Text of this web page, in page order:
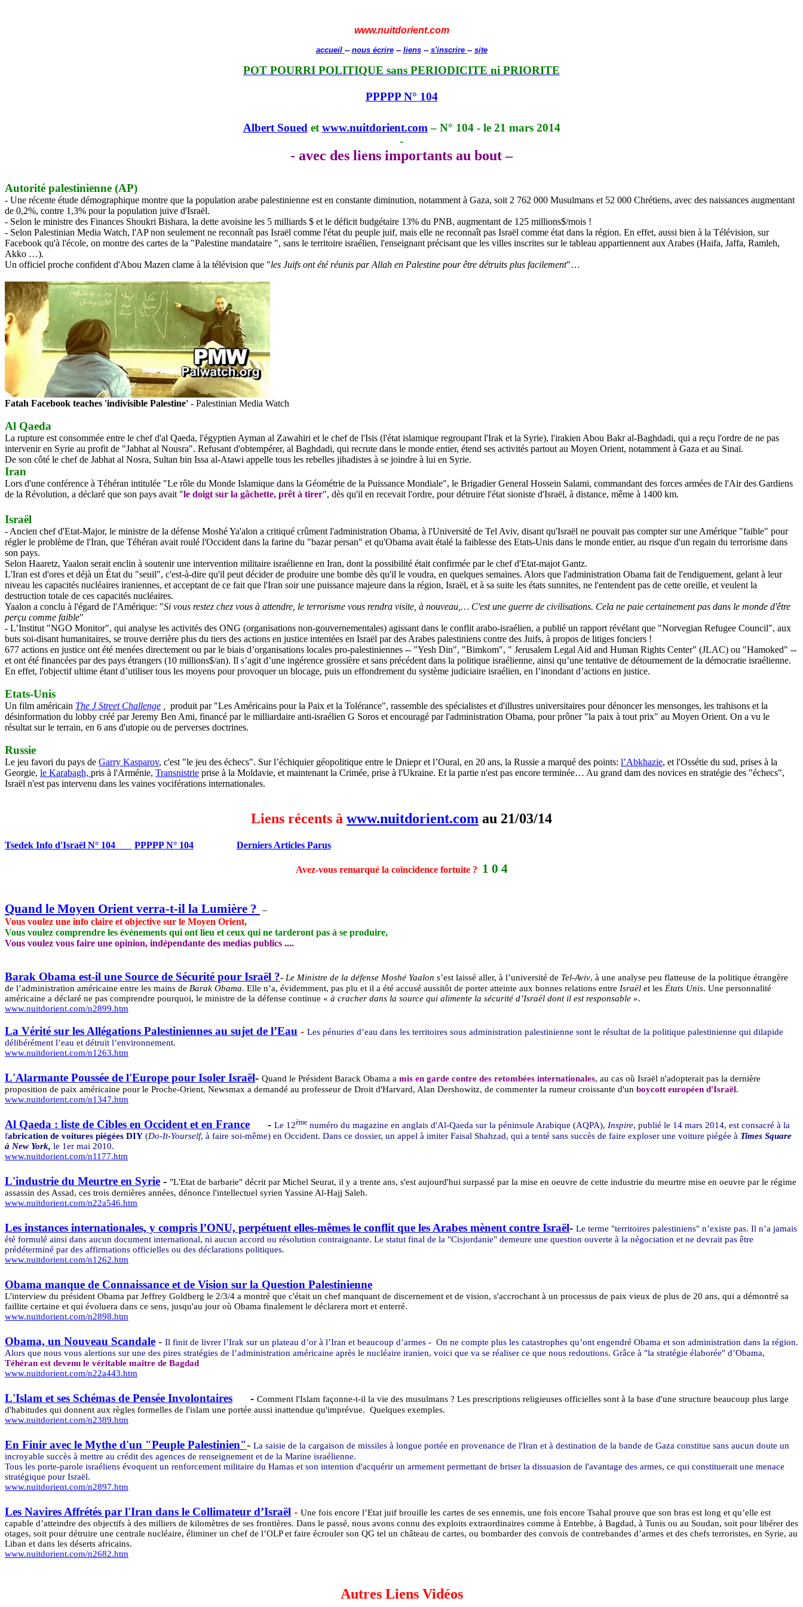
www.nuitdorient.com
accueil -- nous écrire-- liens-- s'inscrire -- site
POT POURRI POLITIQUE sans PERIODICITE ni PRIORITE
PPPPP N° 104
Albert Soued et www.nuitdorient.com – N° 104 - le 21 mars 2014
-
- avec des liens importants au bout –
Autorité palestinienne (AP)
- Une récente étude démographique montre que la population arabe palestinienne est en constante diminution, notamment à Gaza, soit 2 762 000 Musulmans et 52 000 Chrétiens, avec des naissances augmentant
de 0,2%, contre 1,3% pour la population juive d'Israël.
- Selon le ministre des Finances Shoukri Bishara, la dette avoisine les 5 milliards $ et le déficit budgétaire 13% du PNB, augmentant de 125 millions$/mois !
- Selon Palestinian Media Watch, l'AP non seulement ne reconnaît pas Israël comme l'état du peuple juif, mais elle ne reconnaît pas Israël comme état dans la région. En effet, aussi bien à la Télévision, sur
Facebook qu'à l'école, on montre des cartes de la "Palestine mandataire ", sans le territoire israélien, l'enseignant précisant que les villes inscrites sur le tableau appartiennent aux Arabes (Haifa, Jaffa, Ramleh,
Akko …).
Un officiel proche confident d'Abou Mazen clame à la télévision que "les Juifs ont été réunis par Allah en Palestine pour être détruits plus facilement"…
Fatah Facebook teaches 'indivisible Palestine' - Palestinian Media Watch
Al Qaeda
La rupture est consommée entre le chef d'al Qaeda, l'égyptien Ayman al Zawahiri et le chef de l'Isis (l'état islamique regroupant l'Irak et la Syrie), l'irakien Abou Bakr al-Baghdadi, qui a reçu l'ordre de ne pas
intervenir en Syrie au profit de "Jabhat al Nousra". Refusant d'obtempérer, al Baghdadi, qui recrute dans le monde entier, étend ses activités partout au Moyen Orient, notamment à Gaza et au Sinaï.
De son côté le chef de Jabhat al Nosra, Sultan bin Issa al-Atawi appelle tous les rebelles jihadistes à se joindre à lui en Syrie.
Iran
Lors d'une conférence à Téhéran intitulée "Le rôle du Monde Islamique dans la Géométrie de la Puissance Mondiale", le Brigadier General Hossein Salami, commandant des forces armées de l'Air des Gardiens
de la Révolution, a déclaré que son pays avait "le doigt sur la gâchette, prêt à tirer", dès qu'il en recevait l'ordre, pour détruire l'état sioniste d'Israël, à distance, même à 1400 km.
Israël
- Ancien chef d'Etat-Major, le ministre de la défense Moshé Ya'alon a critiqué crûment l'administration Obama, à l'Université de Tel Aviv, disant qu'Israël ne pouvait pas compter sur une Amérique "faible" pour
régler le problème de l'Iran, que Téhéran avait roulé l'Occident dans la farine du "bazar persan" et qu'Obama avait étalé la faiblesse des Etats-Unis dans le monde entier, au risque d'un regain du terrorisme dans
son pays.
Selon Haaretz, Yaalon serait enclin à soutenir une intervention militaire israélienne en Iran, dont la possibilité était confirmée par le chef d'Etat-majot Gantz.
L'Iran est d'ores et déjà un État du "seuil", c'est-à-dire qu'il peut décider de produire une bombe dès qu'il le voudra, en quelques semaines. Alors que l'administration Obama fait de l'endiguement, gelant à leur
niveau les capacités nucléaires iraniennes, et acceptant de ce fait que l'Iran soir une puissance majeure dans la région, Israël, et à sa suite les états sunnites, ne l'entendent pas de cette oreille, et veulent la
destruction totale de ces capacités nucléaires.
Yaalon a conclu à l'égard de l'Amérique: "Si vous restez chez vous à attendre, le terrorisme vous rendra visite, à nouveau,… C'est une guerre de civilisations. Cela ne paie certainement pas dans le monde d'être
perçu comme faible"
- L’Institut "NGO Monitor", qui analyse les activités des ONG (organisations non-gouvernementales) agissant dans le conflit arabo-israélien, a publié un rapport révélant que "Norvegian Refugee Council", aux
buts soi-disant humanitaires, se trouve derrière plus du tiers des actions en justice intentées en Israël par des Arabes palestiniens contre des Juifs, à propos de litiges fonciers !
677 actions en justice ont été menées directement ou par le biais d’organisations locales pro-palestiniennes -- "Yesh Din", "Bimkom", " Jerusalem Legal Aid and Human Rights Center" (JLAC) ou "Hamoked" --
et ont été financées par des pays étrangers (10 millions$/an). Il s’agit d’une ingérence grossière et sans précédent dans la politique israélienne, ainsi qu’une tentative de détournement de la démocratie israélienne.
En effet, l'objectif ultime étant d’utiliser tous les moyens pour provoquer un blocage, puis un effondrement du système judiciaire israélien, en l’inondant d’actions en justice.
Etats-Unis
Un film américain The J Street Challenge
produit par "Les Américains pour la Paix et la Tolérance", rassemble des spécialistes et d'illustres universitaires pour dénoncer les mensonges, les trahisons et la
désinformation du lobby créé par Jeremy Ben Ami, financé par le milliardaire anti-israélien G Soros et encouragé par l'administration Obama, pour prôner "la paix à tout prix" au Moyen Orient. On a vu le
résultat sur le terrain, en 6 ans d'utopie ou de perverses doctrines.
Russie
Le jeu favori du pays de Garry Kasparov, c'est "le jeu des échecs". Sur l’échiquier géopolitique entre le Dniepr et l’Oural, en 20 ans, la Russie a marqué des points: l’Abkhazie, et l'Ossétie du sud, prises à la
Georgie, le Karabagh, pris à l'Arménie, Transnistrie prise à la Moldavie, et maintenant la Crimée, prise à l'Ukraine. Et la partie n'est pas encore terminée… Au grand dam des novices en stratégie des "échecs",
Israël n'est pas intervenu dans les vaines vociférations internationales.
Liens récents à www.nuitdorient.com au 21/03/14
Tsedek Info d'Israël N° 104 PPPPP N° 104 Derniers Articles Parus
Avez-vous remarqué la coïncidence fortuite ? 1 0 4
Quand le Moyen Orient verra-t-il la Lumière ? –
Vous voulez une info claire et objective sur le Moyen Orient,
Vous voulez comprendre les événements qui ont lieu et ceux qui ne tarderont pas à se produire,
Vous voulez vous faire une opinion, indépendante des medias publics ....
Barak Obama est-il une Source de Sécurité pour Israël ?- Le Ministre de la défense Moshé Yaalon s’est laissé aller, à l’université de Tel-Aviv, à une analyse peu flatteuse de la politique étrangère
de l’administration américaine entre les mains de Barak Obama. Elle n’a, évidemment, pas plu et il a été accusé aussitôt de porter atteinte aux bonnes relations entre Israël et les États Unis. Une personnalité
américaine a déclaré ne pas comprendre pourquoi, le ministre de la défense continue « à cracher dans la source qui alimente la sécurité d’Israël dont il est responsable ».
www.nuitdorient.com/n2899.htm
La Vérité sur les Allégations Palestiniennes au sujet de l’Eau - Les pénuries d’eau dans les territoires sous administration palestinienne sont le résultat de la politique palestinienne qui dilapide
délibérément l’eau et détruit l’environnement.
www.nuitdorient.com/n1263.htm
L'Alarmante Poussée de l'Europe pour Isoler Israël- Quand le Président Barack Obama a mis en garde contre des retombées internationales, au cas où Israël n'adopterait pas la dernière
proposition de paix américaine pour le Proche-Orient, Newsmax a demandé au professeur de Droit d'Harvard, Alan Dershowitz, de commenter la rumeur croissante d'un boycott européen d'Israël.
www.nuitdorient.com/n1347.htm
Al Qaeda : liste de Cibles en Occident et en France - Le 12ème numéro du magazine en anglais d'Al-Qaeda sur la péninsule Arabique (AQPA), Inspire, publié le 14 mars 2014, est consacré à la
fabrication de voitures piégées DIY (Do-It-Yourself, à faire soi-même) en Occident. Dans ce dossier, un appel à imiter Faisal Shahzad, qui a tenté sans succès de faire exploser une voiture piégée à Times Square
à New York, le 1er mai 2010.
www.nuitdorient.com/n1177.htm
L'industrie du Meurtre en Syrie - "L'Etat de barbarie" décrit par Michel Seurat, il y a trente ans, s'est aujourd'hui surpassé par la mise en oeuvre de cette industrie du meurtre mise en oeuvre par le régime
assassin des Assad, ces trois dernières années, dénonce l'intellectuel syrien Yassine Al-Hajj Saleh.
www.nuitdorient.com/n22a546.htm
Les instances internationales, y compris l’ONU, perpétuent elles-mêmes le conflit que les Arabes mènent contre Israël- Le terme "territoires palestiniens" n’existe pas. Il n’a jamais
été formulé ainsi dans aucun document international, ni aucun accord ou résolution contraignante. Le statut final de la "Cisjordanie" demeure une question ouverte à la négociation et ne devrait pas être
prédéterminé par des affirmations officielles ou des déclarations politiques.
www.nuitdorient.com/n1262.htm
Obama manque de Connaissance et de Vision sur la Question Palestinienne
L'interview du président Obama par Jeffrey Goldberg le 2/3/4 a montré que c'était un chef manquant de discernement et de vision, s'accrochant à un processus de paix vieux de plus de 20 ans, qui a démontré sa
faillite certaine et qui évoluera dans ce sens, jusqu'au jour où Obama finalement le déclarera mort et enterré.
www.nuitdorient.com/n2898.htm
Obama, un Nouveau Scandale - Il finit de livrer l’Irak sur un plateau d’or à l’Iran et beaucoup d’armes - On ne compte plus les catastrophes qu’ont engendré Obama et son administration dans la région.
Alors que nous vous alertions sur une des pires stratégies de l’administration américaine après le nucléaire iranien, voici que va se réaliser ce que nous redoutions. Grâce à "la stratégie élaborée" d’Obama,
Téhéran est devenu le véritable maitre de Bagdad
www.nuitdorient.com/n22a443.htm
L'Islam et ses Schémas de Pensée Involontaires - Comment l'Islam façonne-t-il la vie des musulmans ? Les prescriptions religieuses officielles sont à la base d'une structure beaucoup plus large
d'habitudes qui donnent aux règles formelles de l'islam une portée aussi inattendue qu'imprévue. Quelques exemples.
www.nuitdorient.com/n2389.htm
En Finir avec le Mythe d'un "Peuple Palestinien"- La saisie de la cargaison de missiles à longue portée en provenance de l'Iran et à destination de la bande de Gaza constitue sans aucun doute un
incroyable succès à mettre au crédit des agences de renseignement et de la Marine israélienne.
Tous les porte-parole israéliens évoquent un renforcement militaire du Hamas et son intention d'acquérir un armement permettant de briser la dissuasion de l'avantage des armes, ce qui constituerait une menace
stratégique pour Israël.
www.nuitdorient.com/n2897.htm
Les Navires Affrétés par l'Iran dans le Collimateur d’Israël - Une fois encore l’Etat juif brouille les cartes de ses ennemis, une fois encore Tsahal prouve que son bras est long et qu’elle est
capable d’atteindre des objectifs à des milliers de kilomètres de ses frontières. Dans le passé, nous avons connu des exploits extraordinaires comme à Entebbe, à Bagdad, à Tunis ou au Soudan, soit pour libérer des
otages, soit pour détruire une centrale nucléaire, éliminer un chef de l’OLP et faire écrouler son QG tel un château de cartes, ou bombarder des convois de contrebandes d’armes et des chefs terroristes, en Syrie, au
Liban et dans les déserts africains.
www.nuitdorient.com/n2682.htm
Autres Liens Vidéos